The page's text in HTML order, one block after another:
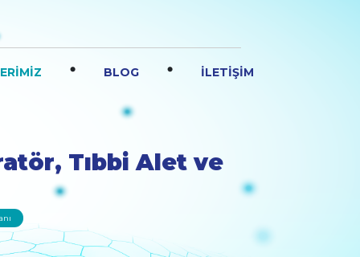
. BLOG . İLETİŞİM
Tıbbi Alet ve